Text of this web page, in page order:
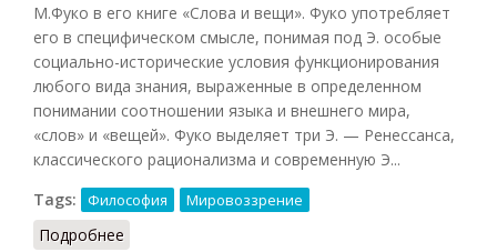
М.Фуко в его книге «Слова и вещи». Фуко употребляет
его в специфическом смысле, понимая под Э. особые
социально-исторические условия функционирования
любого вида знания, выраженные в определенном
понимании соотношении языка и внешнего мира,
«слов» и «вещей». Фуко выделяет три Э. — Ренессанса,
классического рационализма и современную Э...
Tags:
Философия Мировоззрение
Подробнее